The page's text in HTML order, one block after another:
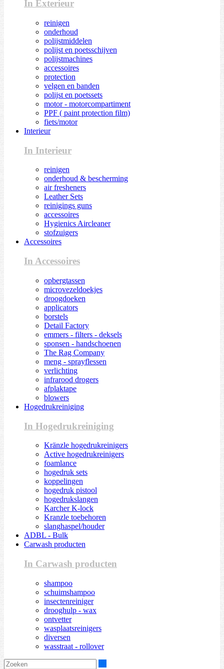
In Exterieur
reinigen
onderhoud
polijstmiddelen
polijst en poetsschijven
polijstmachines
accessoires
protection
velgen en banden
polijst en poetssets
motor - motorcompartiment
PPF ( paint protection film)
fiets/motor
Interieur
In Interieur
reinigen
onderhoud & bescherming
air fresheners
Leather Sets
reinigings guns
accessoires
Hygienics Aircleaner
stofzuigers
Accessoires
In Accessoires
opbergtassen
microvezeldoekjes
droogdoeken
applicators
borstels
Detail Factory
emmers - filters - deksels
sponsen - handschoenen
The Rag Company
meng - sprayflessen
verlichting
infrarood drogers
afplaktape
blowers
Hogedrukreiniging
In Hogedrukreiniging
Kränzle hogedrukreinigers
Active hogedrukreinigers
foamlance
hogedruk sets
koppelingen
hogedruk pistool
hogedrukslangen
Karcher K-lock
Kranzle toebehoren
slanghaspel/houder
ADBL - Bulk
Carwash producten
In Carwash producten
shampoo
schuimshampoo
insectenreiniger
drooghulp - wax
ontvetter
wasplaatsreinigers
diversen
wasstraat - rollover